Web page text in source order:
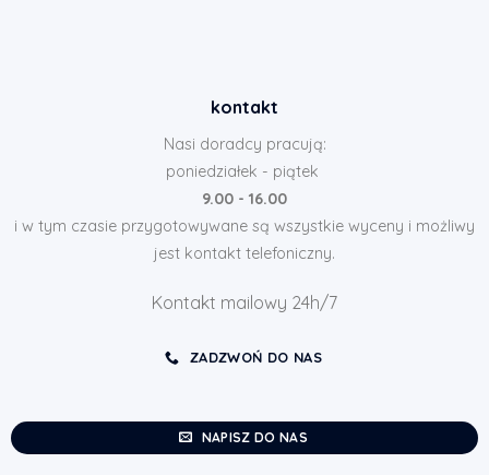
kontakt
Nasi doradcy pracują:
poniedziałek - piątek
9.00 - 16.00
i w tym czasie przygotowywane są wszystkie wyceny i możliwy
jest kontakt telefoniczny.
Kontakt mailowy 24h/7
ZADZWOŃ DO NAS
NAPISZ DO NAS